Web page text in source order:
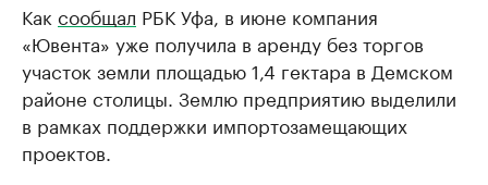
Как сообщал РБК Уфа, в июне компания
«Ювента» уже получила в аренду без торгов
участок земли площадью 1,4 гектара в Демском
районе столицы. Землю предприятию выделили
в рамках поддержки импортозамещающих
проектов.